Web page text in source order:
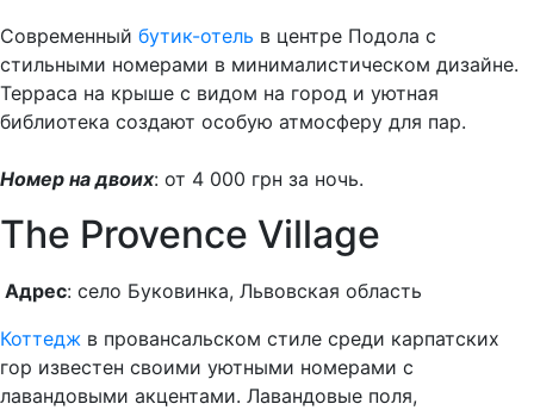
Современный бутик-отель в центре Подола с
стильными номерами в минималистическом дизайне.
Терраса на крыше с видом на город и уютная
библиотека создают особую атмосферу для пар.
Номер на двоих: от 4 000 грн за ночь.
The Provence Village
Адрес: село Буковинка, Львовская область
Коттедж в провансальском стиле среди карпатских
гор известен своими уютными номерами с
лавандовыми акцентами. Лавандовые поля,